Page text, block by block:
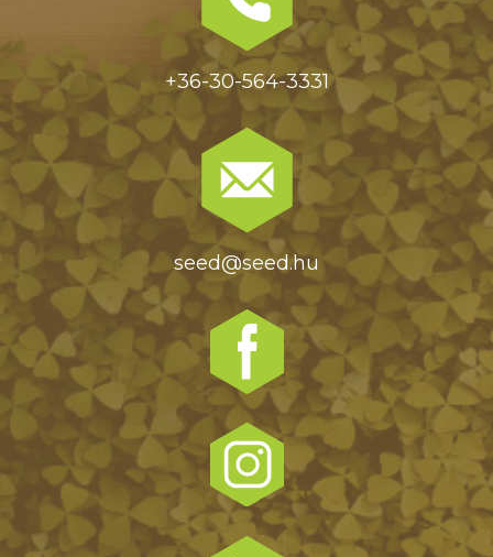
+36-30-564-3331
seed@seed.hu